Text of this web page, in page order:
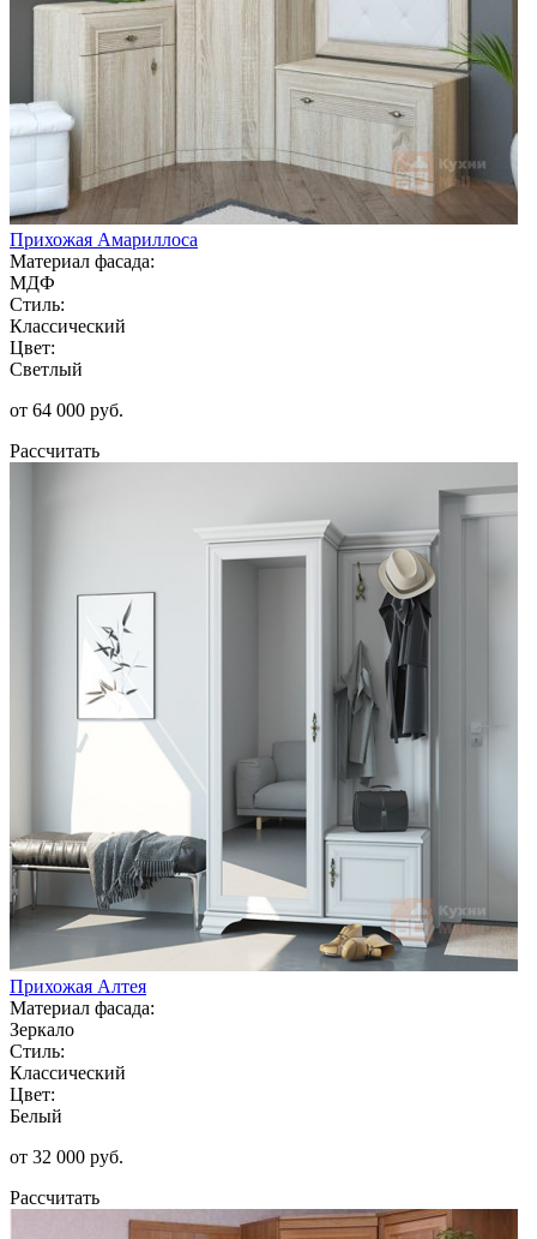
Прихожая Амариллоса
Материал фасада:
МДФ
Стиль:
Классический
Цвет:
Светлый
от 64 000 руб.
Рассчитать
Прихожая Алтея
Материал фасада:
Зеркало
Стиль:
Классический
Цвет:
Белый
от 32 000 руб.
Рассчитать